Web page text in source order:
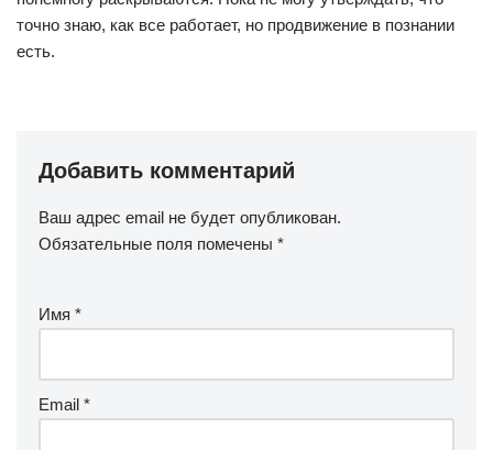
точно знаю, как все работает, но продвижение в познании
есть.
Добавить комментарий
Ваш адрес email не будет опубликован.
Обязательные поля помечены *
Имя *
Email *